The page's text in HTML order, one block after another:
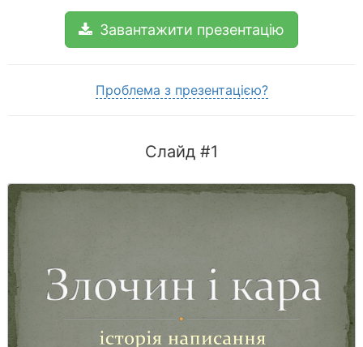
Завантажити презентацію
Проблема з презентацією?
Слайд #1